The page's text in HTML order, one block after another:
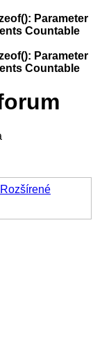
Parameter
Countable
Parameter
Countable
Rozšírené